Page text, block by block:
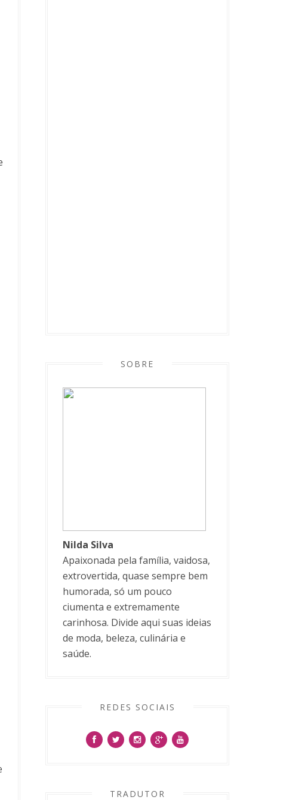
SOBRE
Nilda Silva
Apaixonada pela família, vaidosa,
extrovertida, quase sempre bem
humorada, só um pouco
ciumenta e extremamente
carinhosa. Divide aqui suas ideias
de moda, beleza, culinária e
saúde.
REDES SOCIAIS
TRADUTOR